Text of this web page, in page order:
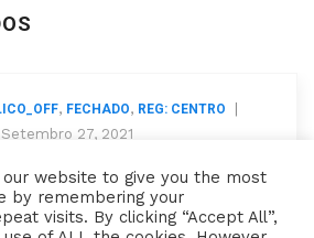
, FECHADO, REG: CENTRO
Setembro 27, 2021
Ambiental Das Áreas
Reboleiro, Barrôco
Domingos), A-Do-Cavalo,
website to give you the most
by remembering your
visits. By clicking “Accept All”,